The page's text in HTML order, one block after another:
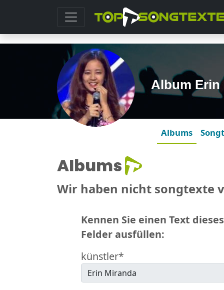
Album Erin
Albums
Albums
Wir haben nicht songtexte
Kennen Sie einen Text
Felder ausfüllen:
künstler*